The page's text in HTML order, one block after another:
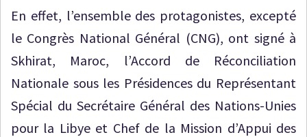
En effet, l’ensemble des protagonistes, excepté
le Congrès National Général (CNG), ont signé à
Skhirat, Maroc, l’Accord de Réconciliation
Nationale sous les Présidences du Représentant
Spécial du Secrétaire Général des Nations-Unies
pour la Libye et Chef de la Mission d’Appui des